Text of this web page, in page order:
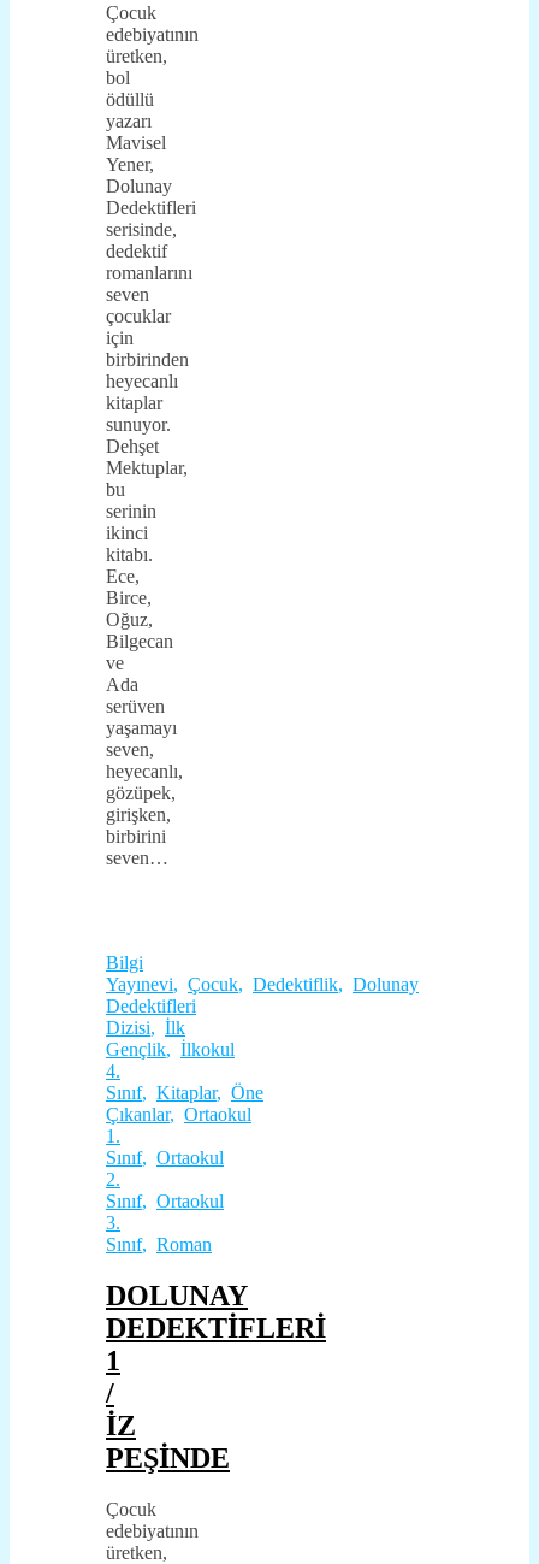
Çocuk
edebiyatının
üretken,
bol
ödüllü
yazarı
Mavisel
Yener,
Dolunay
Dedektifleri
serisinde,
dedektif
romanlarını
seven
çocuklar
için
birbirinden
heyecanlı
kitaplar
sunuyor.
Dehşet
Mektuplar,
bu
serinin
ikinci
kitabı.
Ece,
Birce,
Oğuz,
Bilgecan
ve
Ada
serüven
yaşamayı
seven,
heyecanlı,
gözüpek,
girişken,
birbirini
seven…
Bilgi
Yayınevi, Çocuk, Dedektiflik, Dolunay
Dedektifleri
Dizisi, İlk
Gençlik, İlkokul
4.
Sınıf, Kitaplar, Öne
Çıkanlar, Ortaokul
1.
Sınıf, Ortaokul
2.
Sınıf, Ortaokul
3.
Sınıf, Roman
DOLUNAY
DEDEKTİFLERİ
1
/
İZ
PEŞİNDE
Çocuk
edebiyatının
üretken,